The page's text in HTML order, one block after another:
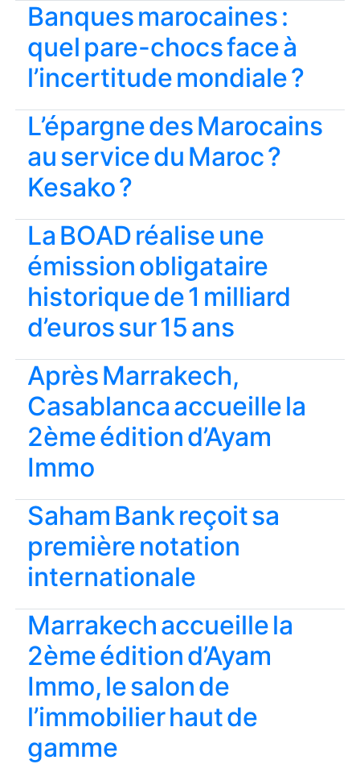
Banques marocaines :
quel pare-chocs face à
l’incertitude mondiale ?
L’épargne des Marocains
au service du Maroc ?
Kesako ?
La BOAD réalise une
émission obligataire
historique de 1 milliard
d’euros sur 15 ans
Après Marrakech,
Casablanca accueille la
2ème édition d’Ayam
Immo
Saham Bank reçoit sa
première notation
internationale
Marrakech accueille la
2ème édition d’Ayam
Immo, le salon de
l’immobilier haut de
gamme